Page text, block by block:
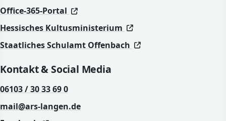
Office-365-Portal
(öffnet in neuem Fenster)
(öffnet in neuem Fenster)
Hessisches Kultusministerium
(öffnet in neuem
(öffnet in neuem
Staatliches Schulamt Offenbach
(öffnet in neuem
(öffnet in neuem
Kontakt & Social Media
06103 / 30 33 69 0
mail@ars-langen.de